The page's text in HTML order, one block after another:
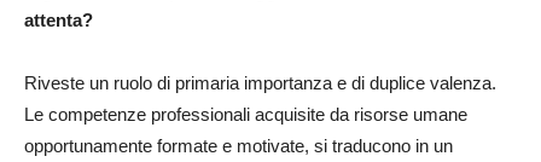
attenta?
Riveste un ruolo di primaria importanza e di duplice valenza.
Le competenze professionali acquisite da risorse umane
opportunamente formate e motivate, si traducono in un